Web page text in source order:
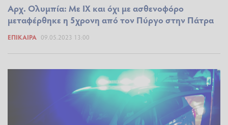
Αρχ. Ολυμπία: Με ΙΧ και όχι με ασθενοφόρο
μεταφέρθηκε η 5χρονη από τον Πύργο στην Πάτρα
ΕΠΊΚΑΙΡΑ 09.05.2023 13:00